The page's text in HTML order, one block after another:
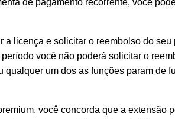
de pagamento recorrente, você
a licença e solicitar o reembolso do
você não poderá solicitar o
qualquer um dos as funções param de
você concorda que a extensão